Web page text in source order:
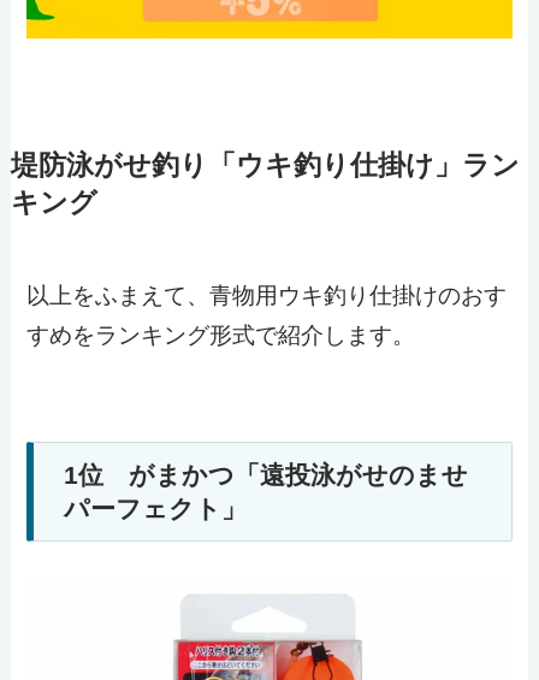
堤防泳がせ釣り「ウキ釣り仕掛け」ラン
キング
以上をふまえて、青物用ウキ釣り仕掛けのおす
すめをランキング形式で紹介します。
1位 がまかつ「遠投泳がせのませ
パーフェクト」